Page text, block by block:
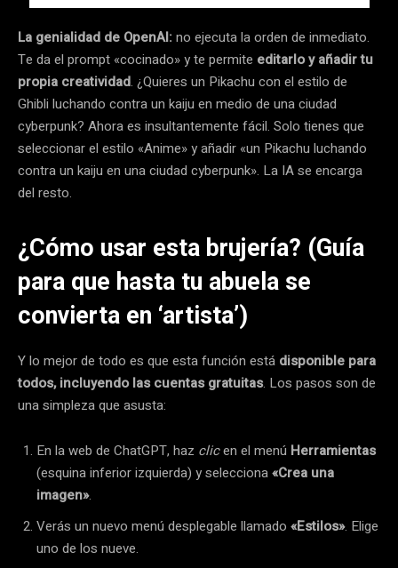
La genialidad de OpenAI:no ejecuta la orden de inmediato.
Te da el prompt «cocinado» y te permite editarlo y añadir tu
propia creatividad. ¿Quieres un Pikachu con el estilo de
Ghibli luchando contra un kaiju en medio de una ciudad
cyberpunk? Ahora es insultantemente fácil. Solo tienes que
seleccionar el estilo «Anime» y añadir «un Pikachu luchando
contra un kaiju en una ciudad cyberpunk». La IA se encarga
del resto.
¿Cómo usar esta brujería? (Guía
para que hasta tu abuela se
convierta en ‘artista’)
Y lo mejor de todo es que esta función está disponible para
todos, incluyendo las cuentas gratuitas. Los pasos son de
una simpleza que asusta:
En la web de ChatGPT, haz clicen el menú Herramientas
(esquina inferior izquierda) y selecciona«Crea una
imagen».
Verás un nuevo menú desplegable llamado «Estilos». Elige
uno de los nueve.